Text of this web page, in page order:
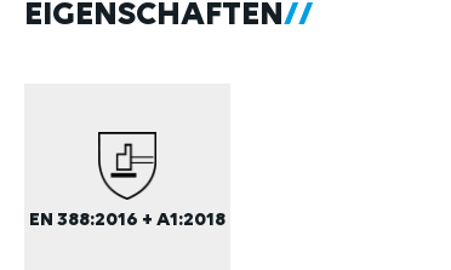
EIGENSCHAFTEN
EN 388:2016 + A1:2018